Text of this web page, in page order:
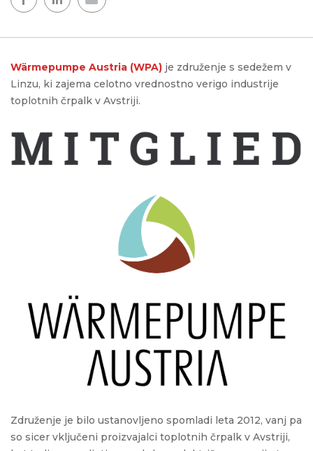
Wärmepumpe Austria (WPA) je združenje s sedežem v
Linzu, ki zajema celotno vrednostno verigo industrije
toplotnih črpalk v Avstriji.
Združenje je bilo ustanovljeno spomladi leta 2012, vanj pa
so sicer vključeni proizvajalci toplotnih črpalk v Avstriji,